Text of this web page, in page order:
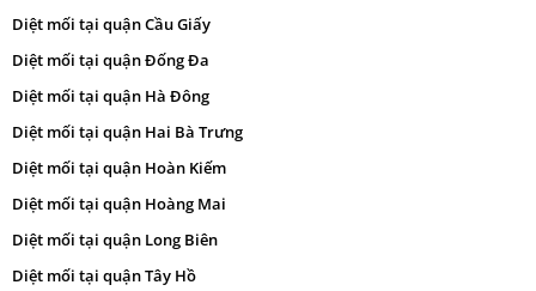
Diệt mối tại quận Cầu Giấy
Diệt mối tại quận Đống Đa
Diệt mối tại quận Hà Đông
Diệt mối tại quận Hai Bà Trưng
Diệt mối tại quận Hoàn Kiếm
Diệt mối tại quận Hoàng Mai
Diệt mối tại quận Long Biên
Diệt mối tại quận Tây Hồ